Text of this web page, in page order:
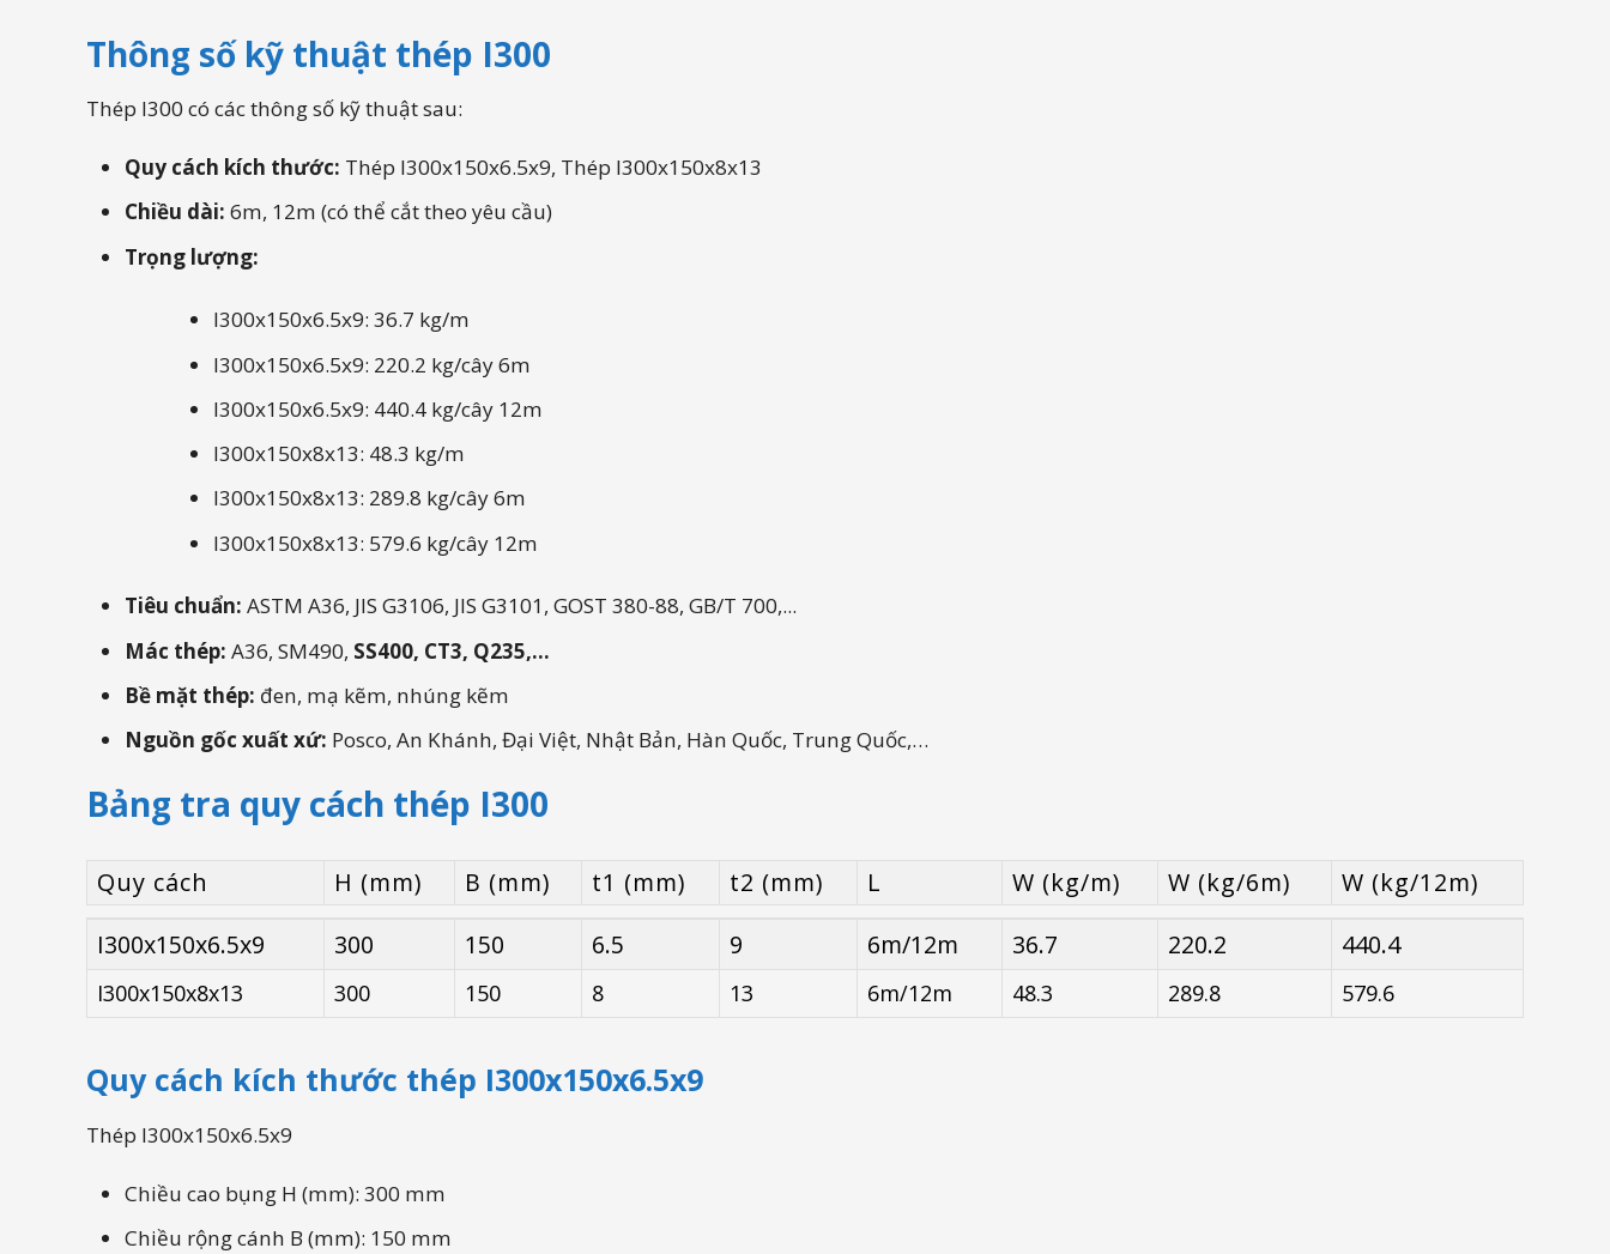
Thông số kỹ thuật thép I300
Thép I300 có các thông số kỹ thuật sau:
Quy cách kích thước: Thép I300x150x6.5x9, Thép I300x150x8x13
Chiều dài: 6m, 12m (có thể cắt theo yêu cầu)
Trọng lượng:
I300x150x6.5x9: 36.7 kg/m
I300x150x6.5x9: 220.2 kg/cây 6m
I300x150x6.5x9: 440.4 kg/cây 12m
I300x150x8x13: 48.3 kg/m
I300x150x8x13: 289.8 kg/cây 6m
I300x150x8x13: 579.6 kg/cây 12m
Tiêu chuẩn: ASTM A36, JIS G3106, JIS G3101, GOST 380-88, GB/T 700,...
Mác thép: A36, SM490, SS400, CT3, Q235,...
Bề mặt thép: đen, mạ kẽm, nhúng kẽm
Nguồn gốc xuất xứ: Posco, An Khánh, Đại Việt, Nhật Bản, Hàn Quốc, Trung Quốc,…
Bảng tra quy cách thép I300
Quy cách H (mm) B (mm) t1 (mm) t2 (mm) L W (kg/m) W (kg/6m)
W (kg/12m)
Quy cách
H (mm) B (mm) t1 (mm) t2 (mm) L W (kg/m) W (kg/6m) W (kg/12m)
I300x150x6.5x9 300 150 6.5 9 6m/12m 36.7 220.2 440.4
I300x150x8x13 300 150 8 13 6m/12m 48.3 289.8 579.6
Quy cách kích thước thép I300x150x6.5x9
Thép I300x150x6.5x9
Chiều cao bụng H (mm): 300 mm
Chiều rộng cánh B (mm): 150 mm